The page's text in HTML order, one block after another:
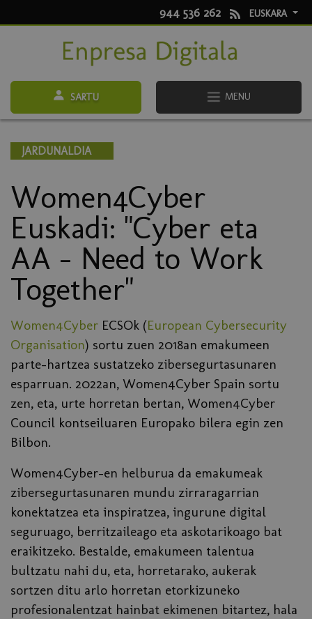
944 536 262 EUSKARA
SARTU MENU
JARDUNALDIA
Women4Cyber
Euskadi: "Cyber eta
AA – Need to Work
Together"
Women4Cyber ECSOk (European Cybersecurity
Organisation) sortu zuen 2018an emakumeen
parte-hartzea sustatzeko zibersegurtasunaren
esparruan. 2022an, Women4Cyber Spain sortu
zen, eta, urte horretan bertan, Women4Cyber
Council kontseiluaren Europako bilera egin zen
Bilbon.
Women4Cyber-en helburua da emakumeak
zibersegurtasunaren mundu zirraragarrian
konektatzea eta inspiratzea, ingurune digital
seguruago, berritzaileago eta askotarikoago bat
eraikitzeko. Bestalde, emakumeen talentua
bultzatu nahi du, eta, horretarako, aukerak
sortzen ditu arlo horretan etorkizuneko
profesionalentzat hainbat ekimenen bitartez, hala